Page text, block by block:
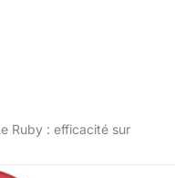
Ruby : efficacité sur